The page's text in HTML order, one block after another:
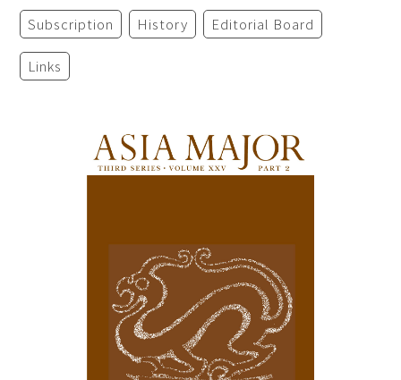
Subscription History Editorial Board
Links